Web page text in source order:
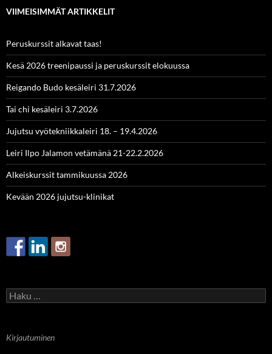
VIIMEISIMMÄT ARTIKKELIT
Peruskurssit alkavat taas!
Kesä 2026 treenipaussi ja peruskurssit elokuussa
Reigando Budo kesäleiri 31.7.2026
Tai chi kesäleiri 3.7.2026
Jujutsu vyötekniikkaleiri 18. – 19.4.2026
Leiri Ilpo Jalamon vetämänä 21-22.2.2026
Alkeiskurssit tammikuussa 2026
Kevään 2026 jujutsu-klinikat
Haku:
Kirjautuminen